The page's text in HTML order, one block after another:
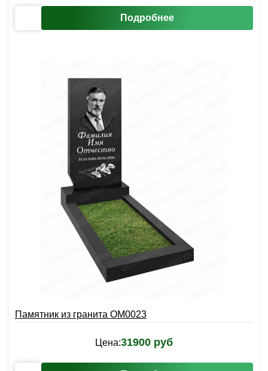
Подробнее
Памятник из гранита OM0023
Цена:31900 руб